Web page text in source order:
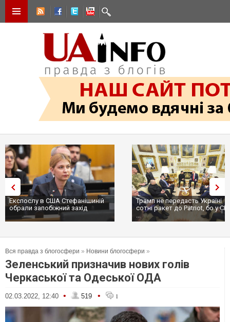
Експослу в США Стефанішиній
обрали запобіжний захід
Трамп не передасть Україні
сотні ракет до Patriot, бо у
...
Вся правда з блогосфери » Новини блогосфери »
Зеленський призначив нових голів
Черкаської та Одеської ОДА
02.03.2022, 12:40 • 519 • 1